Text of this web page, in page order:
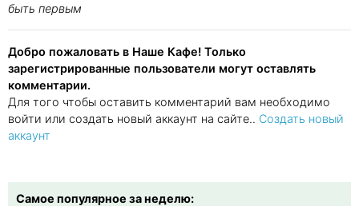
быть первым
Добро пожаловать в Наше Кафе! Только
зарегистрированные пользователи могут оставлять
комментарии.
Для того чтобы оставить комментарий вам необходимо
войти или создать новый аккаунт на сайте.. Создать новый
аккаунт
Самое популярное за неделю: